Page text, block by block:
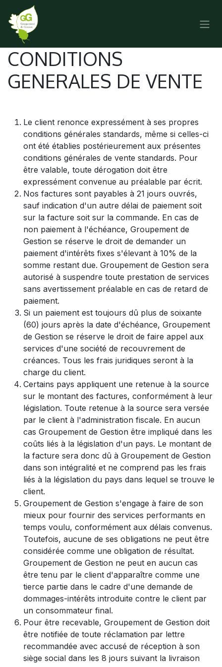
SE RENDRE AU CONTENU
CONDITIONS
GENERALES DE VENTE
Le client renonce expressément à ses propres
conditions générales standards, même si celles-ci
ont été établies postérieurement aux présentes
conditions générales de vente standards. Pour
être valable, toute dérogation doit être
expressément convenue au préalable par écrit.
Nos factures sont payables à 21 jours ouvrés,
sauf indication d'un autre délai de paiement soit
sur la facture soit sur la commande. En cas de
non paiement à l'échéance, Groupement de
Gestion se réserve le droit de demander un
paiement d'intérêts fixes s'élevant à 10% de la
somme restant due. Groupement de Gestion sera
autorisé à suspendre toute prestation de services
sans avertissement préalable en cas de retard de
paiement.
Si un paiement est toujours dû plus de soixante
(60) jours après la date d'échéance, Groupement
de Gestion se réserve le droit de faire appel aux
services d'une société de recouvrement de
créances. Tous les frais juridiques seront à la
charge du client.
Certains pays appliquent une retenue à la source
sur le montant des factures, conformément à leur
législation. Toute retenue à la source sera versée
par le client à l'administration fiscale. En aucun
cas Groupement de Gestion être impliqué dans les
coûts liés à la législation d'un pays. Le montant de
la facture sera donc dû à Groupement de Gestion
dans son intégralité et ne comprend pas les frais
liés à la législation du pays dans lequel se trouve le
client.
Groupement de Gestion s'engage à faire de son
mieux pour fournir des services performants en
temps voulu, conformément aux délais convenus.
Toutefois, aucune de ses obligations ne peut être
considérée comme une obligation de résultat.
Groupement de Gestion ne peut en aucun cas
être tenu par le client d'apparaître comme une
tierce partie dans le cadre d'une demande de
dommages-intérêts introduite contre le client par
un consommateur final.
Pour être recevable, Groupement de Gestion doit
être notifiée de toute réclamation par lettre
recommandée avec accusé de réception à son
siège social dans les 8 jours suivant la livraison